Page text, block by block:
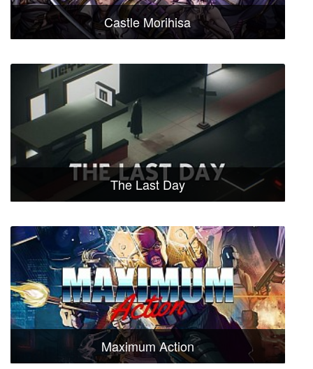
Castle Morihisa
The Last Day
Maximum Action